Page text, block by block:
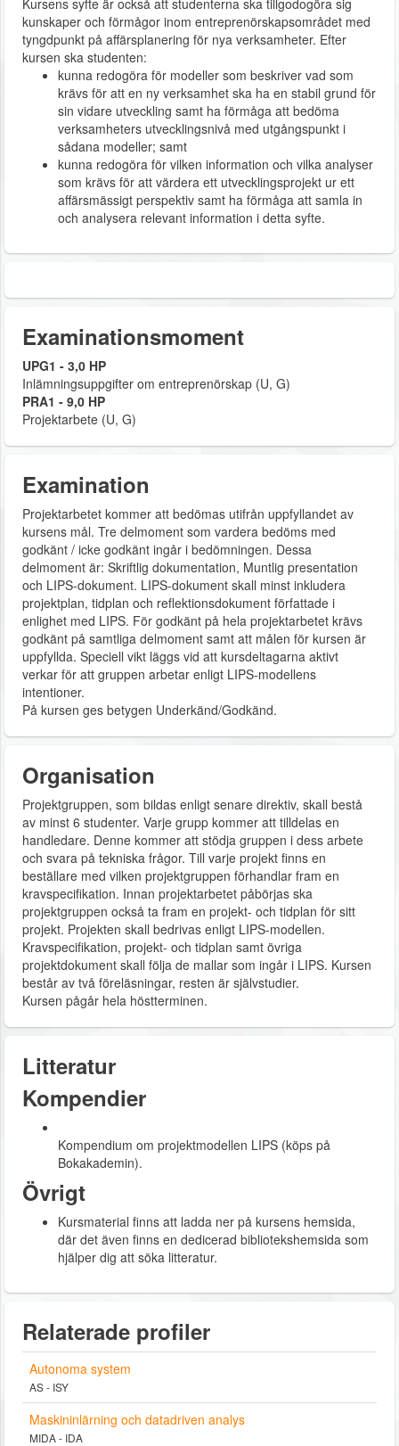
Kursens syfte är också att studenterna ska tillgodogöra sig
kunskaper och förmågor inom entreprenörskapsområdet med
tyngdpunkt på affärsplanering för nya verksamheter. Efter
kursen ska studenten:
kunna redogöra för modeller som beskriver vad som
krävs för att en ny verksamhet ska ha en stabil grund för
sin vidare utveckling samt ha förmåga att bedöma
verksamheters utvecklingsnivå med utgångspunkt i
sådana modeller; samt
kunna redogöra för vilken information och vilka analyser
som krävs för att värdera ett utvecklingsprojekt ur ett
affärsmässigt perspektiv samt ha förmåga att samla in
och analysera relevant information i detta syfte.
Examinationsmoment
UPG1 - 3,0 HP
Inlämningsuppgifter om entreprenörskap (U, G)
PRA1 - 9,0 HP
Projektarbete (U, G)
Examination
Projektarbetet kommer att bedömas utifrån uppfyllandet av
kursens mål. Tre delmoment som vardera bedöms med
godkänt / icke godkänt ingår i bedömningen. Dessa
delmoment är: Skriftlig dokumentation, Muntlig presentation
och LIPS-dokument. LIPS-dokument skall minst inkludera
projektplan, tidplan och reflektionsdokument författade i
enlighet med LIPS. För godkänt på hela projektarbetet krävs
godkänt på samtliga delmoment samt att målen för kursen är
uppfyllda. Speciell vikt läggs vid att kursdeltagarna aktivt
verkar för att gruppen arbetar enligt LIPS-modellens
intentioner.
På kursen ges betygen Underkänd/Godkänd.
Organisation
Projektgruppen, som bildas enligt senare direktiv, skall bestå
av minst 6 studenter. Varje grupp kommer att tilldelas en
handledare. Denne kommer att stödja gruppen i dess arbete
och svara på tekniska frågor. Till varje projekt finns en
beställare med vilken projektgruppen förhandlar fram en
kravspecifikation. Innan projektarbetet påbörjas ska
projektgruppen också ta fram en projekt- och tidplan för sitt
projekt. Projekten skall bedrivas enligt LIPS-modellen.
Kravspecifikation, projekt- och tidplan samt övriga
projektdokument skall följa de mallar som ingår i LIPS. Kursen
består av två föreläsningar, resten är självstudier.
Kursen pågår hela höstterminen.
Litteratur
Kompendier
Kompendium om projektmodellen LIPS (köps på
Bokakademin).
Övrigt
Kursmaterial finns att ladda ner på kursens hemsida,
där det även finns en dedicerad bibliotekshemsida som
hjälper dig att söka litteratur.
Relaterade profiler
Autonoma system
AS - ISY
Maskininlärning och datadriven analys
MIDA - IDA